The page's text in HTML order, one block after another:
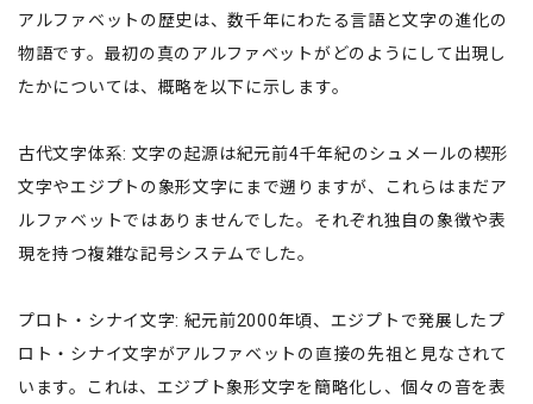
アルファベットの歴史は、数千年にわたる言語と文字の進化の
物語です。最初の真のアルファベットがどのようにして出現し
たかについては、概略を以下に示します。
古代文字体系: 文字の起源は紀元前4千年紀のシュメールの楔形
文字やエジプトの象形文字にまで遡りますが、これらはまだア
ルファベットではありませんでした。それぞれ独自の象徴や表
現を持つ複雑な記号システムでした。
プロト・シナイ文字: 紀元前2000年頃、エジプトで発展したプ
ロト・シナイ文字がアルファベットの直接の先祖と見なされて
います。これは、エジプト象形文字を簡略化し、個々の音を表